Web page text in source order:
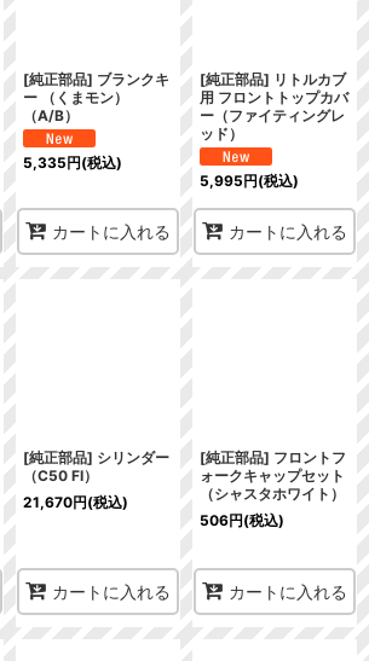
[純正部品] ブランクキ
ー （くまモン）
（A/B）
5,335円(税込)
カートに入れる
[純正部品] リトルカブ
用 フロントトップカバ
ー（ファイティングレ
ッド）
5,995円(税込)
カートに入れる
[純正部品] シリンダー
（C50 FI）
21,670円(税込)
カートに入れる
[純正部品] フロントフ
ォークキャップセット
（シャスタホワイト）
506円(税込)
カートに入れる